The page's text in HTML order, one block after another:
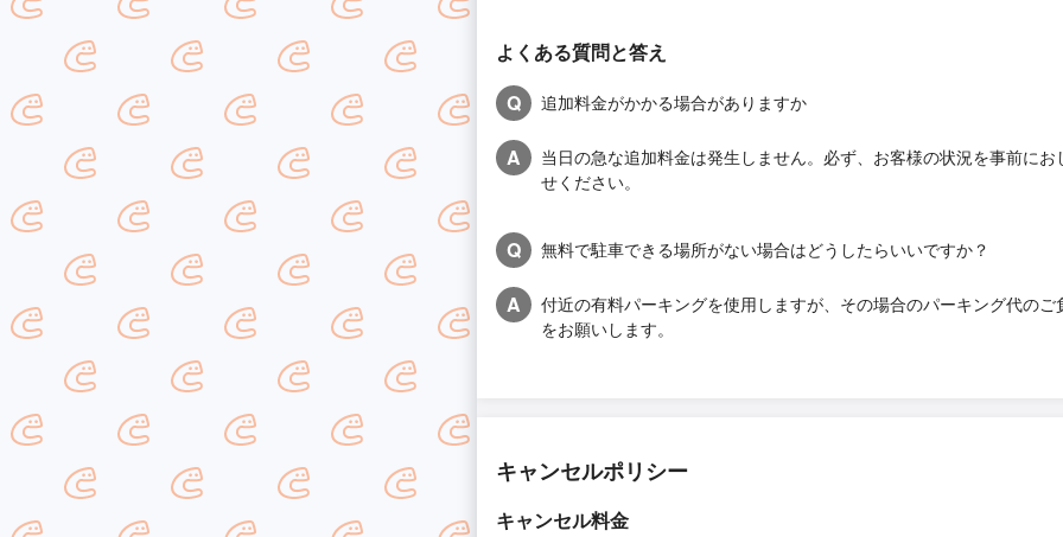
よくある質問と答え
Q
追加料金がかかる場合がありますか
A
当日の急な追加料金は発生しません。必ず、お客様の状況を事前にお
せください。
Q 無料で駐車できる場所がない場合はどうしたらいいですか？
A
付近の有料パーキングを使用しますが、その場合のパーキング代のご
をお願いします。
キャンセルポリシー
キャンセル料金